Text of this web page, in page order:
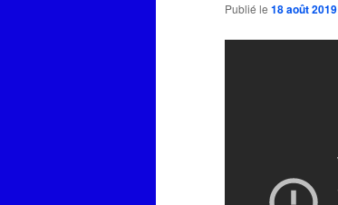
Publié le 18 août 2019